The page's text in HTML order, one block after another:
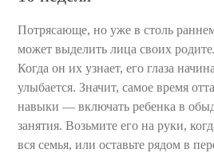
Потрясающе, но уже в столь
может выделить лица своих
Когда он их узнает, его глаза
улыбается. Значит, самое время
навыки — включать ребенка в
занятия. Возьмите его на руки,
вся семья, или оставьте рядом в